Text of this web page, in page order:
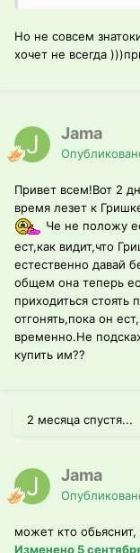
Но не совсем
хочет не всегда
Jama
Привет всем!Вот 2
время лезет к
Че не положу
ест,как видит,что
естественно давай
общем она теперь
приходиться
отгонять,пока он
временно.Не
купить им??
2 месяца спустя...
Jama
может кто обьяснит,
Изменено 5